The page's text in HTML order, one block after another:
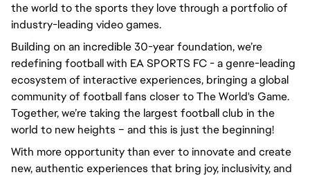
the world to the sports they love through a portfolio of
industry-leading video games.
Building on an incredible 30-year foundation, we’re
redefining football with EA SPORTS FC - a genre-leading
ecosystem of interactive experiences, bringing a global
community of football fans closer to The World's Game.
Together, we’re taking the largest football club in the
world to new heights – and this is just the beginning!
With more opportunity than ever to innovate and create
new, authentic experiences that bring joy, inclusivity, and